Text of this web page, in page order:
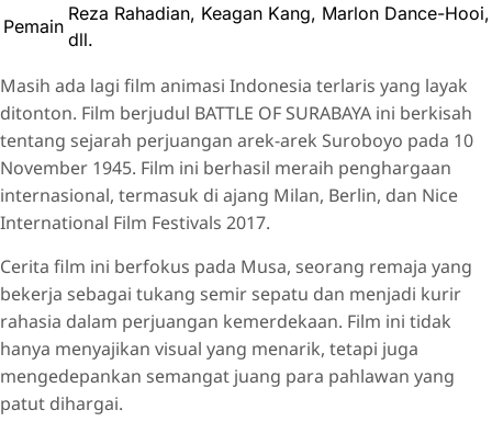
Pemain
Reza Rahadian, Keagan Kang, Marlon Dance-Hooi,
dll.
Masih ada lagi film animasi Indonesia terlaris yang layak
ditonton. Film berjudul BATTLE OF SURABAYA ini berkisah
tentang sejarah perjuangan arek-arek Suroboyo pada 10
November 1945. Film ini berhasil meraih penghargaan
internasional, termasuk di ajang Milan, Berlin, dan Nice
International Film Festivals 2017.
Cerita film ini berfokus pada Musa, seorang remaja yang
bekerja sebagai tukang semir sepatu dan menjadi kurir
rahasia dalam perjuangan kemerdekaan. Film ini tidak
hanya menyajikan visual yang menarik, tetapi juga
mengedepankan semangat juang para pahlawan yang
patut dihargai.